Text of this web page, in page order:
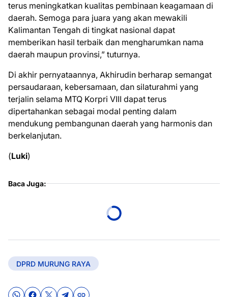
terus meningkatkan kualitas pembinaan keagamaan di
daerah. Semoga para juara yang akan mewakili
Kalimantan Tengah di tingkat nasional dapat
memberikan hasil terbaik dan mengharumkan nama
daerah maupun provinsi,” tuturnya.
Di akhir pernyataannya, Akhirudin berharap semangat
persaudaraan, kebersamaan, dan silaturahmi yang
terjalin selama MTQ Korpri VIII dapat terus
dipertahankan sebagai modal penting dalam
mendukung pembangunan daerah yang harmonis dan
berkelanjutan.
(Luki)
Baca Juga:
DPRD MURUNG RAYA